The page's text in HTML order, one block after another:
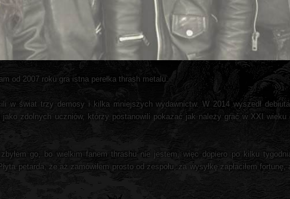
od 2007 roku gra istna perełka thrash metalu.
w świat trzy demosy i kilka mniejszych wydawnictw. W 2014 wyszedł
jako zdolnych uczniów, którzy postanowili pokazać jak należy grać w XXI
go, bo wielkim fanem thrashu nie jestem, więc dopiero po kilku
petarda, że aż zamówiłem prosto od zespołu, za wysyłkę zapłaciłem